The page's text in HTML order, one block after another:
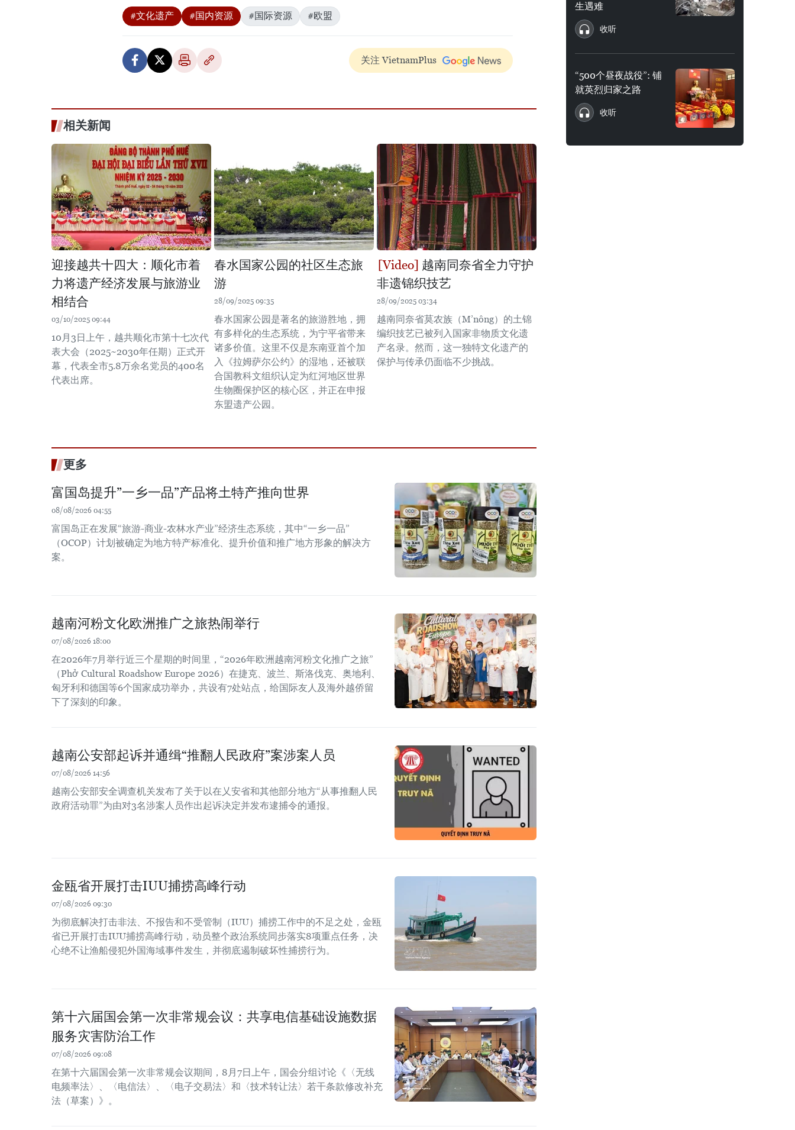
#文化遗产 #国内资源 #国际资源 #欧盟
关注 VietnamPlus
相关新闻
迎接越共十四大：顺化市着
力将遗产经济发展与旅游业
相结合
03/10/2025 09:44
10月3日上午，越共顺化市第十七次代
表大会（2025~2030年任期）正式开
幕，代表全市5.8万余名党员的400名
代表出席。
春水国家公园的社区生态旅
游
28/09/2025 09:35
春水国家公园是著名的旅游胜地，拥
有多样化的生态系统，为宁平省带来
诸多价值。这里不仅是东南亚首个加
入《拉姆萨尔公约》的湿地，还被联
合国教科文组织认定为红河地区世界
生物圈保护区的核心区，并正在申报
东盟遗产公园。
越南同奈省全力守护
非遗锦织技艺
28/09/2025 03:34
越南同奈省莫农族（M’nông）的土锦
编织技艺已被列入国家非物质文化遗
产名录。然而，这一独特文化遗产的
保护与传承仍面临不少挑战。
更多
富国岛提升”一乡一品”产品将土特产推向世界
08/08/2026 04:55
富国岛正在发展“旅游-商业-农林水产业”经济生态系统，其中“一乡一品”
（OCOP）计划被确定为地方特产标准化、提升价值和推广地方形象的解决方
案。
越南河粉文化欧洲推广之旅热闹举行
07/08/2026 18:00
在2026年7月举行近三个星期的时间里，“2026年欧洲越南河粉文化推广之旅”
（Phở Cultural Roadshow Europe 2026）在捷克、波兰、斯洛伐克、奥地利、
匈牙利和德国等6个国家成功举办，共设有7处站点，给国际友人及海外越侨留
下了深刻的印象。
越南公安部起诉并通缉“推翻人民政府”案涉案人员
07/08/2026 14:56
越南公安部安全调查机关发布了关于以在乂安省和其他部分地方“从事推翻人民
政府活动罪”为由对3名涉案人员作出起诉决定并发布逮捕令的通报。
金瓯省开展打击IUU捕捞高峰行动
07/08/2026 09:30
为彻底解决打击非法、不报告和不受管制（IUU）捕捞工作中的不足之处，金瓯
省已开展打击IUU捕捞高峰行动，动员整个政治系统同步落实8项重点任务，决
心绝不让渔船侵犯外国海域事件发生，并彻底遏制破坏性捕捞行为。
第十六届国会第一次非常规会议：共享电信基础设施数据
服务灾害防治工作
07/08/2026 09:08
在第十六届国会第一次非常规会议期间，8月7日上午，国会分组讨论《〈无线
电频率法〉、〈电信法〉、〈电子交易法〉和〈技术转让法〉若干条款修改补充
法（草案）》。
生遇难
收听
“500个昼夜战役”: 铺
就英烈归家之路
收听